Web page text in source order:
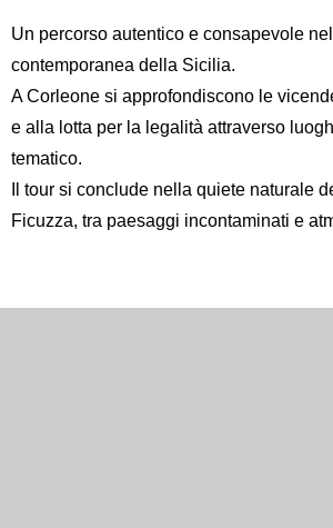
Un percorso autentico e consapevole
contemporanea della Sicilia.
ACorleone si approfondiscono le
e alla lotta per la legalità attraverso
tematico.
Il tour si conclude nella quiete naturale
Ficuzza, tra paesaggi incontaminati e